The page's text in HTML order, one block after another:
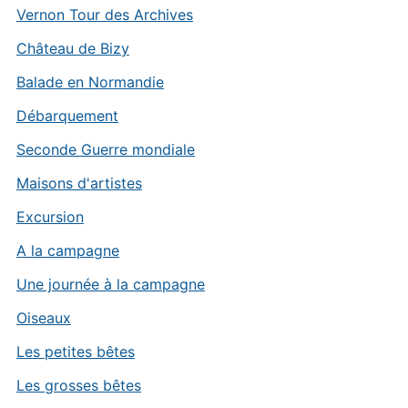
Vernon Tour des Archives
Château de Bizy
Balade en Normandie
Débarquement
Seconde Guerre mondiale
Maisons d'artistes
Excursion
A la campagne
Une journée à la campagne
Oiseaux
Les petites bêtes
Les grosses bêtes